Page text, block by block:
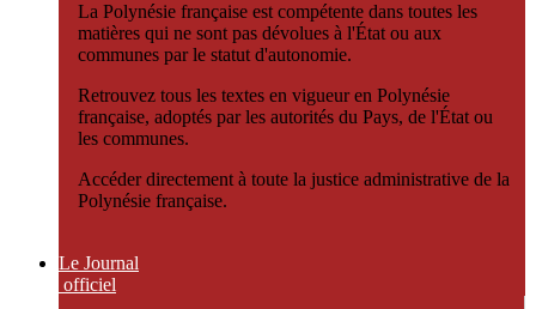
La Polynésie française est compétente dans toutes les
matières qui ne sont pas dévolues à l'État ou aux
communes par le statut d'autonomie.
Retrouvez tous les textes en vigueur en Polynésie
française, adoptés par les autorités du Pays, de l'État ou
les communes.
Accéder directement à toute la justice administrative de la
Polynésie française.
Le Journal
officiel